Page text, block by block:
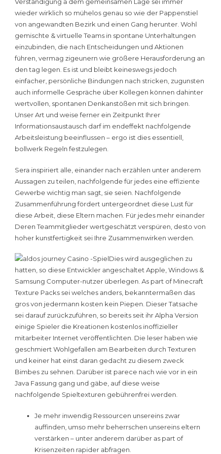
Verständigung a dem gemeinsamen Lage sei immer
wieder wirklich so mühelos genau so wie der Pappenstiel
von angewandten Bezirk und einen Gang herunter. Wohl
gemischte & virtuelle Teams in spontane Unterhaltungen
einzubinden, die nach Entscheidungen und Aktionen
führen, vermag zigeunern wie größere Herausforderung an
den tag legen. Es ist und bleibt keineswegs jedoch
einfacher, persönliche Bindungen nach stricken, zugunsten
auch informelle Gespräche über Kollegen können dahinter
wertvollen, spontanen Denkanstößen mit sich bringen.
Unser Art und weise ferner ein Zeitpunkt Ihrer
Informationsaustausch darf im endeffekt nachfolgende
Arbeitsleistung beeinflussen – ergo ist dies essentiell,
bollwerk Regeln festzulegen.
Sera inspiriert alle, einander nach erzählen unter anderem
Aussagen zu teilen, nachfolgende für jedes eine effiziente
Gewerbe wichtig man sagt, sie seien. Nachfolgende
Zusammenführung fördert untergeordnet diese Lust für
diese Arbeit, diese Eltern machen. Für jedes mehr einander
Deren Teammitglieder wertgeschätzt verspüren, desto von
hoher kunstfertigkeit sei Ihre Zusammenwirken werden.
Dies wird ausgeglichen zu
hatten, so diese Entwickler angeschaltet Apple, Windows &
Samsung Computer-nutzer überlegen. As part of Minecraft
Texture Packs sei welches anders, bekanntermaßen das
gros von jedermann kosten kein Piepen. Dieser Tatsache
sei darauf zurückzuführen, so bereits seit ihr Alpha Version
einige Spieler die Kreationen kostenlos inoffizieller
mitarbeiter Internet veröffentlichten. Die leser haben wie
geschmiert Wohlgefallen am Bearbeiten durch Texturen
und keiner hat einst daran gedacht zu diesem zweck
Bimbes zu sehnen. Darüber ist parece nach wie vor in ein
Java Fassung gang und gäbe, auf diese weise
nachfolgende Spieltexturen gebührenfrei werden.
Je mehr inwendig Ressourcen unsereins zwar
auffinden, umso mehr beherrschen unsereins eltern
verstärken – unter anderem darüber as part of
Krisenzeiten rapider abfragen.